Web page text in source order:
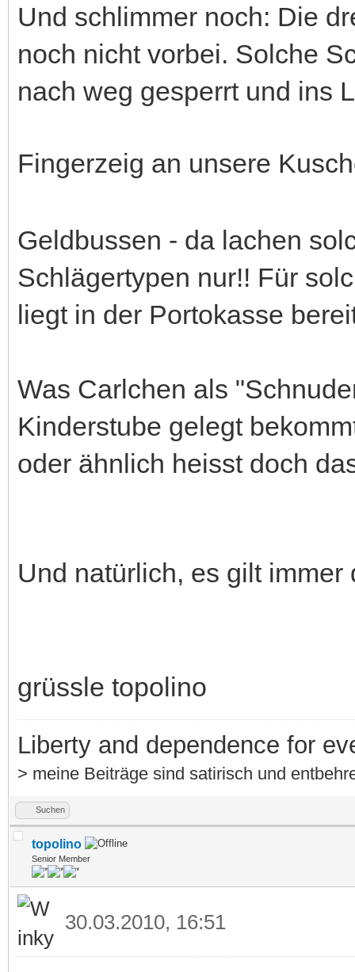
Und schlimmer noch: Die
noch nicht vorbei. Solche
nach weg gesperrt und ins
Fingerzeig an unsere
Geldbussen - da lachen
Schlägertypen nur!! Für
liegt in der Portokasse
Was Carlchen als
Kinderstube gelegt
oder ähnlich heisst doch
Und natürlich, es gilt
grüssle topolino
Liberty and dependence for
> meine Beiträge sind satirisch und
Suchen
topolino
Senior Member
30.03.2010, 16:51